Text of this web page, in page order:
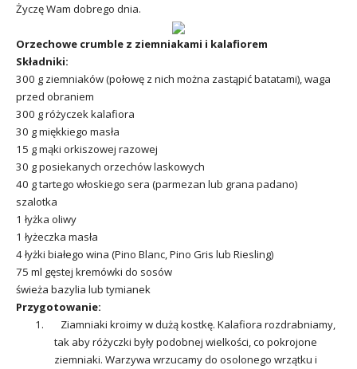
Życzę Wam dobrego dnia.
Orzechowe crumble z ziemniakami i kalafiorem
Składniki:
300 g ziemniaków (połowę z nich można zastąpić batatami), waga
przed obraniem
300 g różyczek kalafiora
30 g miękkiego masła
15 g mąki orkiszowej razowej
30 g posiekanych orzechów laskowych
40 g tartego włoskiego sera (parmezan lub grana padano)
szalotka
1 łyżka oliwy
1 łyżeczka masła
4 łyżki białego wina (Pino Blanc, Pino Gris lub Riesling)
75 ml gęstej kremówki do sosów
świeża bazylia lub tymianek
Przygotowanie:
1. Ziamniaki kroimy w dużą kostkę. Kalafiora rozdrabniamy,
tak aby różyczki były podobnej wielkości, co pokrojone
ziemniaki. Warzywa wrzucamy do osolonego wrzątku i